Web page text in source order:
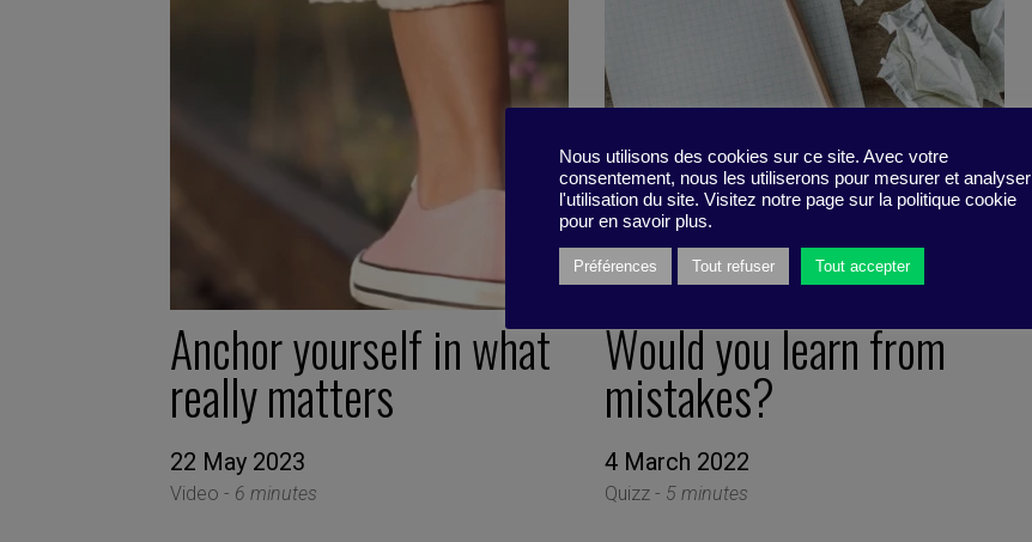
Anchor yourself in what
really matters
22 May 2023
Video - 6 minutes
Would you learn from
mistakes?
4 March 2022
Quizz - 5 minutes
Nous utilisons des cookies sur ce site. Avec votre
consentement, nous les utiliserons pour mesurer et analyser
l'utilisation du site. Visitez notre page sur la politique cookie
pour en savoir plus.
Préférences Tout refuser Tout accepter